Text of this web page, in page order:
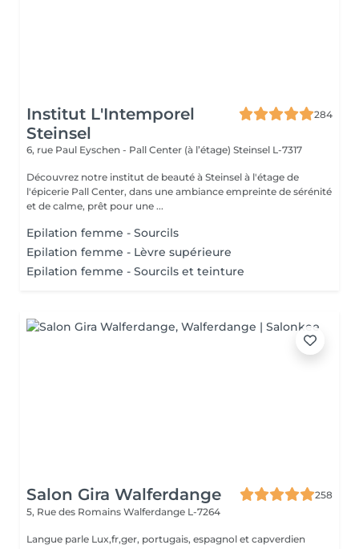
Institut L'Intemporel
Steinsel
284
6, rue Paul Eyschen - Pall Center (à l’étage) Steinsel L-7317
Découvrez notre institut de beauté à Steinsel à l'étage de
l'épicerie Pall Center, dans une ambiance empreinte de sérénité
et de calme, prêt pour une ...
Epilation femme - Sourcils
Epilation femme - Lèvre supérieure
Epilation femme - Sourcils et teinture
Salon Gira Walferdange
258
5, Rue des Romains Walferdange L-7264
Langue parle Lux,fr,ger, portugais, espagnol et capverdien